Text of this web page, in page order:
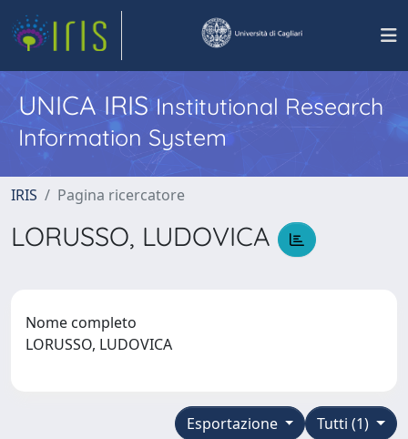
UNICA IRISInstitutional Research
Information System
IRIS Pagina ricercatore
LORUSSO, LUDOVICA
Nome completo
LORUSSO, LUDOVICA
Tutti (1)
Esportazione